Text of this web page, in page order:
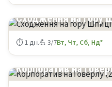
КАРПАТИ
Сходження на гору
⏱ 1 дн.💪 3/7Вт, Чт, Сб, Нд*
КАРПАТИ
Корпоратив на